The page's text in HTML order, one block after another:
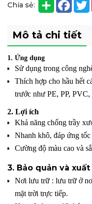
Chia sẻ:
Mô tả chi tiết
1. Ứng dụng
Sử dụng trong công
Thích hợp cho hầu hết
trước như PE, PP, PVC,
2. Lợi ích
Khả năng chống trầy
Nhanh khô, đáp ứng
Cường độ màu cao và
3. Bảo quản và xuất
Nơi lưu trữ : lưu trữ ở
mặt trời trực tiếp.